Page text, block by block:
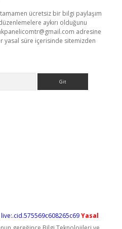
ücretsiz bir bilgi paylaşım
aykırı olduğunu
adresine
yasal süre içerisinde sitemizden
live:.cid.575569c608265c69Yasal